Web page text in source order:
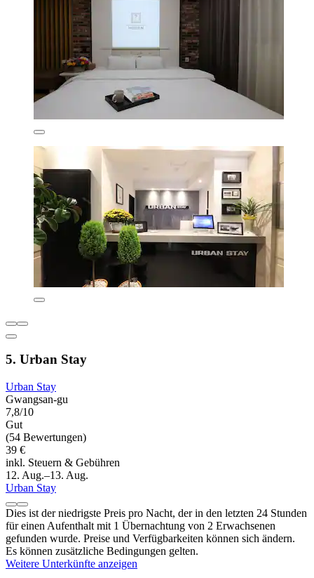
5. Urban Stay
Urban Stay
Gwangsan-gu
7,8/10
Gut
(54 Bewertungen)
39 €
inkl. Steuern & Gebühren
12. Aug.–13. Aug.
Urban Stay
Dies ist der niedrigste Preis pro Nacht, der in den letzten 24 Stunden
für einen Aufenthalt mit 1 Übernachtung von 2 Erwachsenen
gefunden wurde. Preise und Verfügbarkeiten können sich ändern.
Es können zusätzliche Bedingungen gelten.
Weitere Unterkünfte anzeigen